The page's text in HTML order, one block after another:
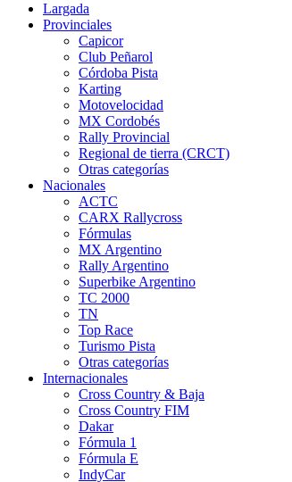
Largada
Provinciales
Capicor
Club Peñarol
Córdoba Pista
Karting
Motovelocidad
MX Cordobés
Rally Provincial
Regional de tierra (CRCT)
Otras categorías
Nacionales
ACTC
CARX Rallycross
Fórmulas
MX Argentino
Rally Argentino
Superbike Argentino
TC 2000
TN
Top Race
Turismo Pista
Otras categorías
Internacionales
Cross Country & Baja
Cross Country FIM
Dakar
Fórmula 1
Fórmula E
IndyCar